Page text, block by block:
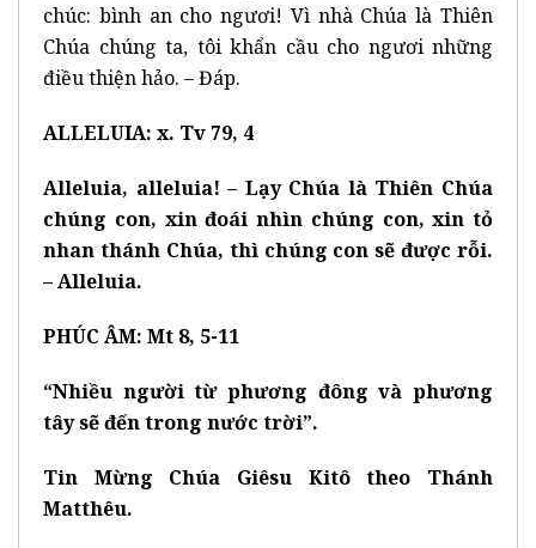
chúc: bình an cho ngươi! Vì nhà Chúa là Thiên
Chúa chúng ta, tôi khẩn cầu cho ngươi những
điều thiện hảo. – Đáp.
ALLELUIA: x. Tv 79, 4
Alleluia, alleluia! – Lạy Chúa là Thiên Chúa
chúng con, xin đoái nhìn chúng con, xin tỏ
nhan thánh Chúa, thì chúng con sẽ được rỗi.
– Alleluia.
PHÚC ÂM: Mt 8, 5-11
“Nhiều người từ phương đông và phương
tây sẽ đến trong nước trời”.
Tin Mừng Chúa Giêsu Kitô theo Thánh
Matthêu.